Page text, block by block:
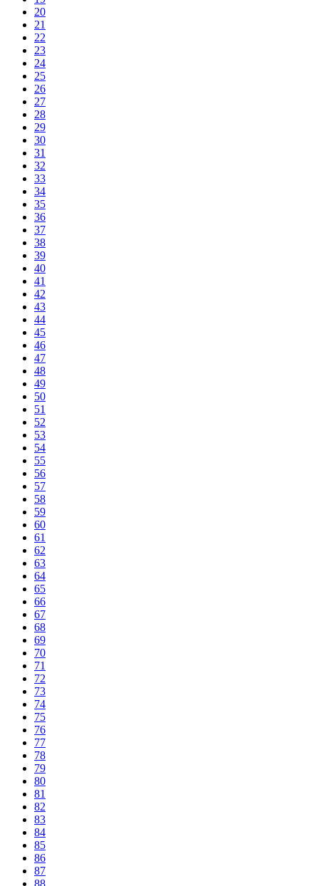
20
21
22
23
24
25
26
27
28
29
30
31
32
33
34
35
36
37
38
39
40
41
42
43
44
45
46
47
48
49
50
51
52
53
54
55
56
57
58
59
60
61
62
63
64
65
66
67
68
69
70
71
72
73
74
75
76
77
78
79
80
81
82
83
84
85
86
87
88